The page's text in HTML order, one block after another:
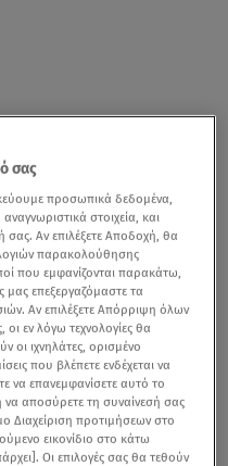
σας
προσωπικά δεδομένα,
στοιχεία, και
Αν επιλέξετε Αποδοχή, θα
παρακολούθησης
που εμφανίζονται παρακάτω,
μας επεξεργαζόμαστε τα
Αν επιλέξετε Απόρριψη όλων
εν λόγω τεχνολογίες θα
οι ιχνηλάτες, ορισμένο
που βλέπετε ενδέχεται να
να επανεμφανίσετε αυτό το
να αποσύρετε τη συναίνεσή σας
Διαχείριση προτιμήσεων στο
εικονίδιο στο κάτω
Οι επιλογές σας θα τεθούν